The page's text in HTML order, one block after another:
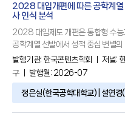
2028 대입개편에 따른 공학계열
사 인식 분석
2028 대입제도 개편은 통합형 수능
공학계열 선발에서 성적 중심 변별
키고 있다. 본 연구는 전국 고등학
조사와 개방형 서면 자문을 수집하여
삼각검증(triangulation)을 통해 공
규명하였다. 설문은 과목선택경로,
중심으로 구성되었다. 분석 결과, 고
발행기관: 한국콘텐츠학회 ㅣ 저널:
구
ㅣ 발행월: 2026-07
정은실(한국공학대학교) | 설연